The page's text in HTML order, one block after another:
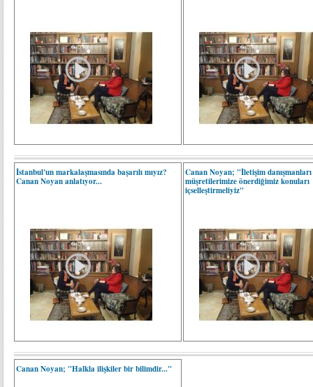
İstanbul'un markalaşmasında başarılı mıyız?
Canan Noyan anlatıyor...
Canan Noyan; "İletişim
müşretilerimize önerdiğimiz konuları
içselleştirmeliyiz"
Canan Noyan; "Halkla ilişkiler bir bilimdir..."